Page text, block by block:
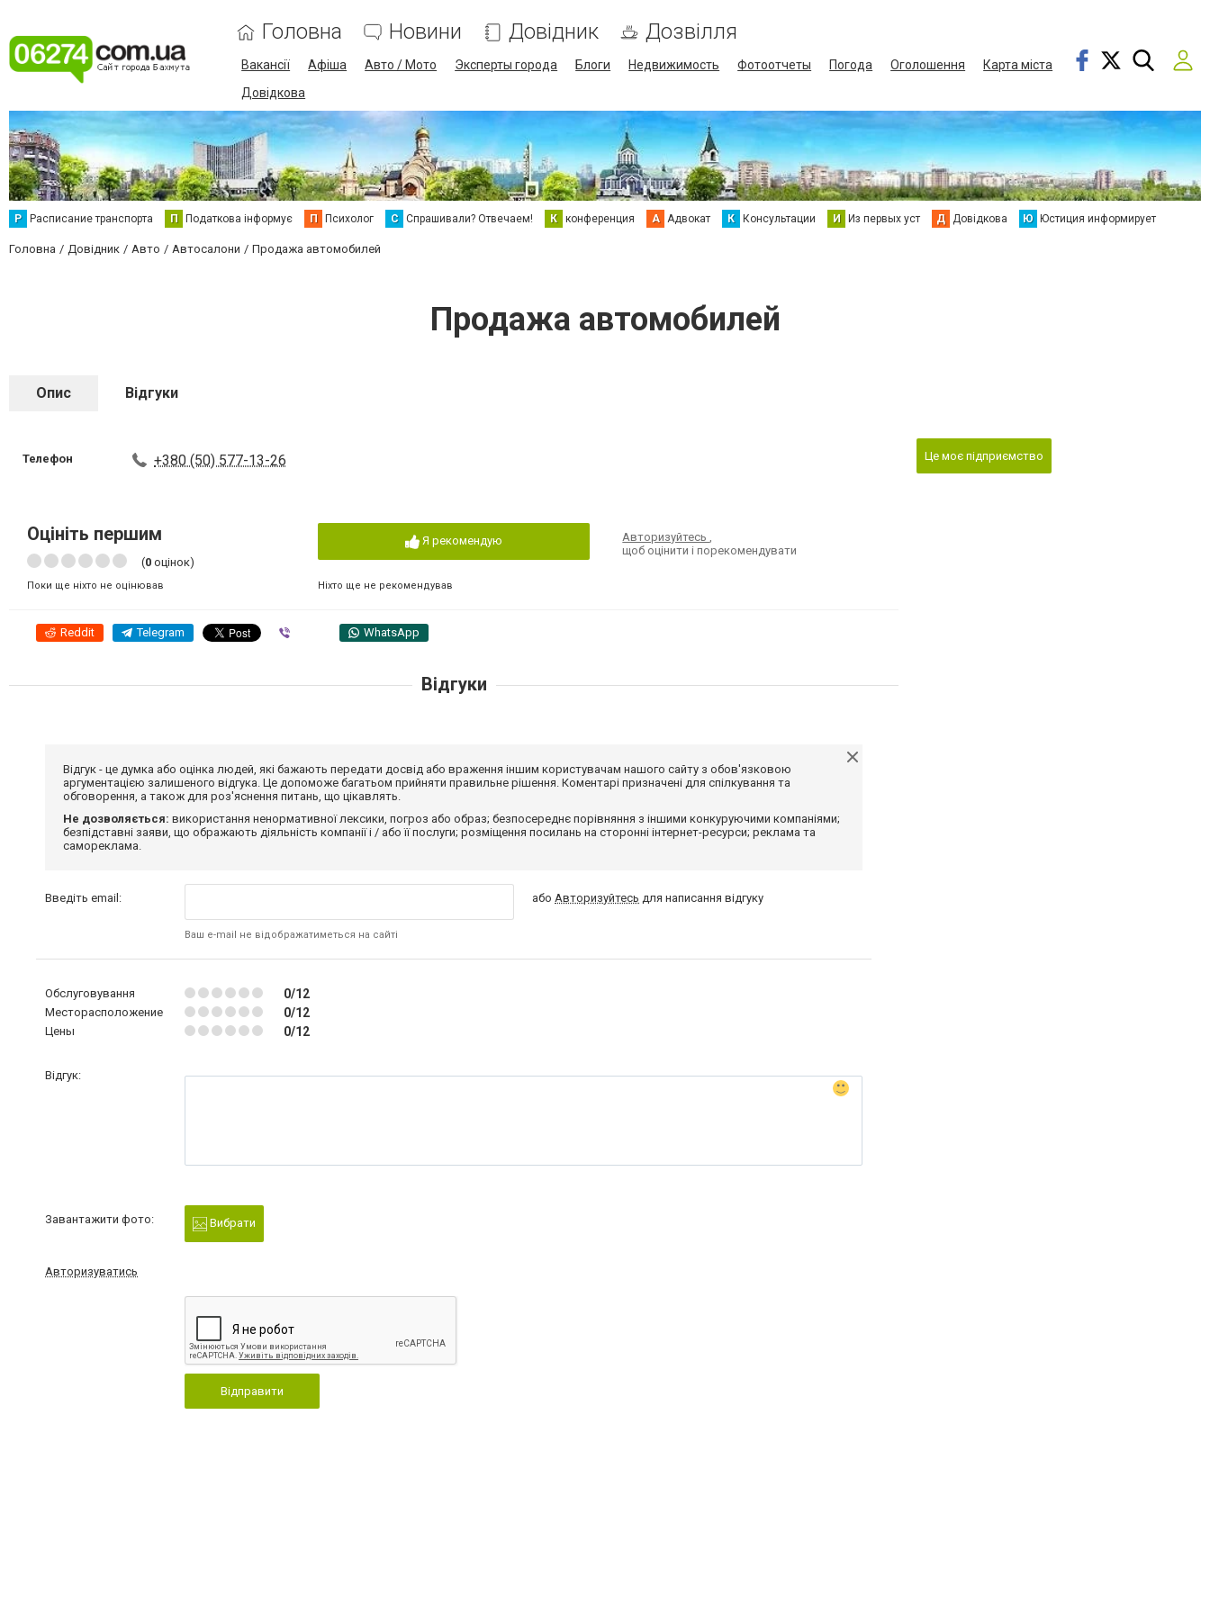
Головна Новини Довідник Дозвілля
Вакансії Афіша Авто / Мото Эксперты города Блоги Недвижимость Фотоотчеты Погода Оголошення
Карта міста
Довідкова
Р Расписание транспорта П Податкова інформує П Психолог С Спрашивали? Отвечаем! К конференция А Адвокат К Консультации И Из первых уст Д Довідкова Ю Юстиция информирует
Головна Довідник Авто Автосалони Продажа автомобилей
Продажа автомобилей
Опис Відгуки
Телефон +380 (50) 577-13-26
Оцініть першим
(0 оцінок)
Поки ще ніхто не оцінював
Я рекомендую
Ніхто ще не рекомендував
Авторизуйтесь,
щоб оцінити і порекомендувати
Reddit Telegram WhatsApp
Це моє підприємство
Відгуки
Відгук - це думка або оцінка людей, які бажають передати досвід або враження іншим користувачам нашого сайту з обов'язковою
аргументацією залишеного відгука. Це допоможе багатьом прийняти правильне рішення. Коментарі призначені для спілкування та
обговорення, а також для роз'яснення питань, що цікавлять.
Не дозволяється: використання ненормативної лексики, погроз або образ; безпосереднє порівняння з іншими конкуруючими компаніями;
безпідставні заяви, що ображають діяльність компанії і / або її послуги; розміщення посилань на сторонні інтернет-ресурси; реклама та
самореклама.
Введіть email:
Ваш e-mail не відображатиметься на сайті
абоАвторизуйтесь для написання відгуку
Обслуговування 0/12
Месторасположение 0/12
Цены 0/12
Відгук:
Завантажити фото: Вибрати
Авторизуватись
Відправити